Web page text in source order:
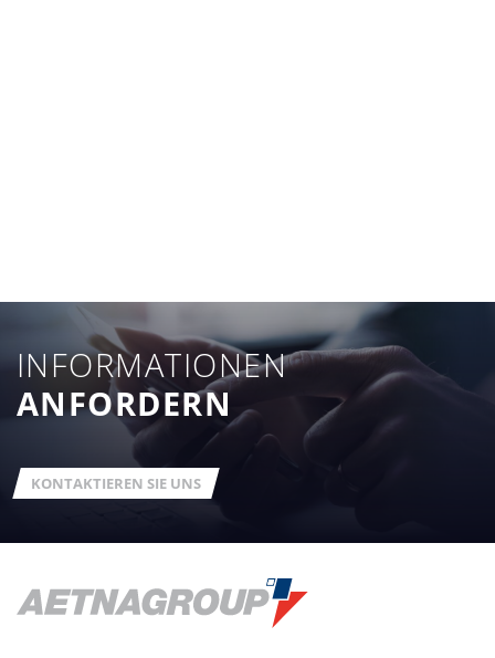
INFORMATIONEN
ANFORDERN
KONTAKTIEREN SIE UNS